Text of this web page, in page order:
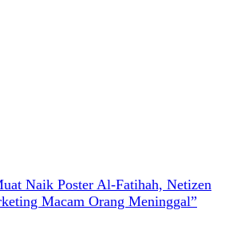
Naik Poster Al-Fatihah, Netizen
Macam Orang Meninggal”